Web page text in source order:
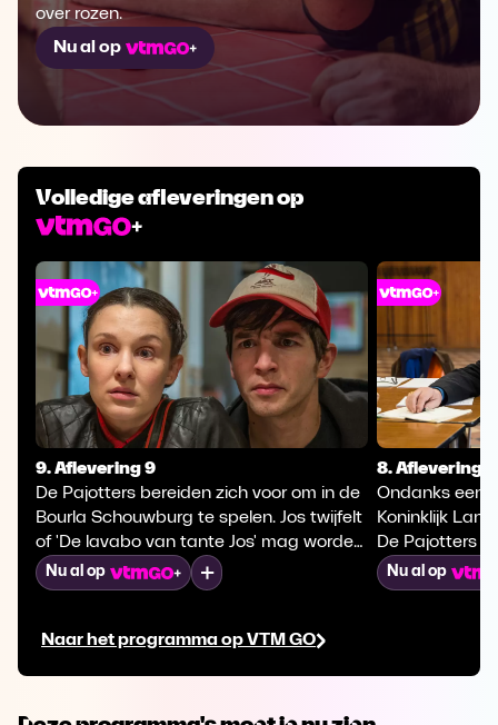
over rozen.
Nu al op
Volledige afleveringen op
Naar het programma op VTM GO
9. Aflevering 9
De Pajotters bereiden zich voor om in de
Bourla Schouwburg te spelen. Jos twijfelt
of 'De lavabo van tante Jos' mag worden
opgevoerd. Pierre en Laura willen Patrick
terughalen, terwijl Jan iemand uit het
Nu al op
8. Aflevering 8
Ondanks een
Koninklijk
De Pajotters
Schouwburg
ooit. Jeroen
Nu al op